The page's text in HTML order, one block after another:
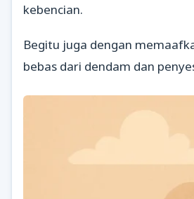
kebencian.
Begitu juga dengan
bebas dari dendam dan